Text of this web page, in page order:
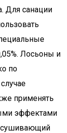
Для санации
Лосьоны и
по
применять
эффектами